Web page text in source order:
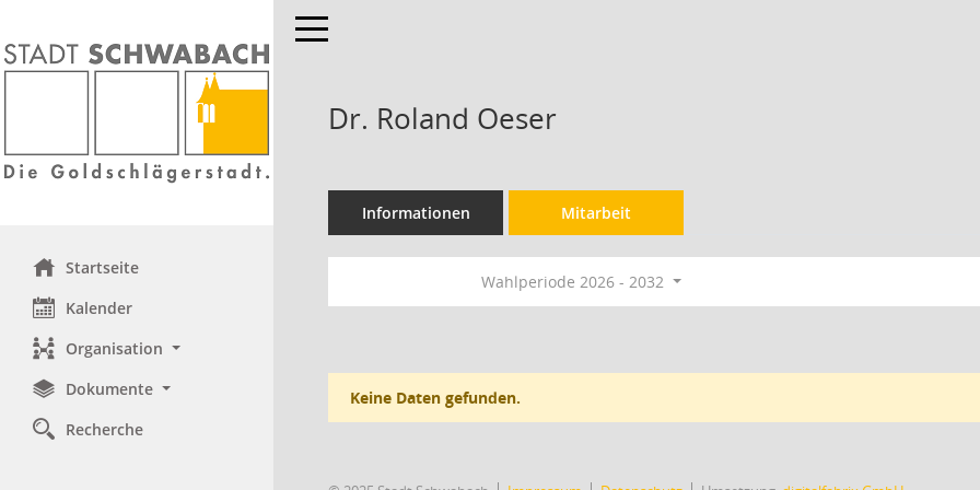
Startseite
Kalender
Organisation
Dokumente
Recherche
Toggle navigation
Dr. Roland Oeser
Informationen Mitarbeit
Wahlperiode 2026 - 2032
Keine Daten gefunden.